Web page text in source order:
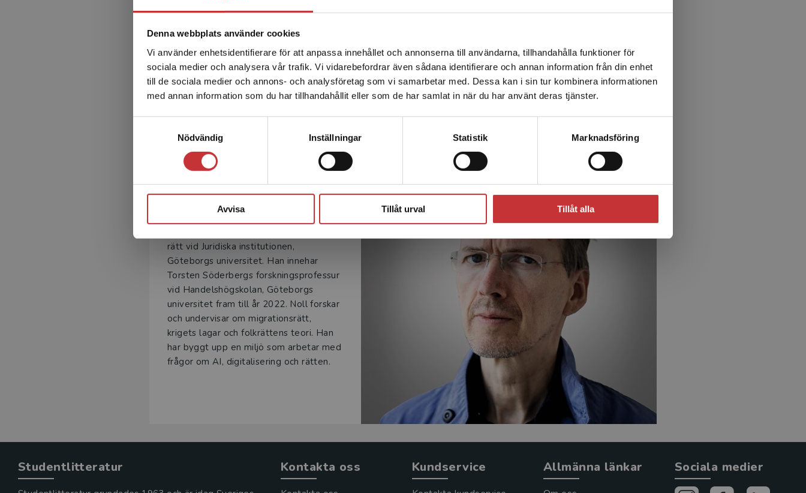
Denna webbplats använder cookies
Vi använder enhetsidentifierare för att anpassa innehållet och annonserna till användarna, tillhandahålla funktioner för
sociala medier och analysera vår trafik. Vi vidarebefordrar även sådana identifierare och annan information från din enhet
till de sociala medier och annons- och analysföretag som vi samarbetar med. Dessa kan i sin tur kombinera informationen
med annan information som du har tillhandahållit eller som de har samlat in när du har använt deras tjänster.
Nödvändig
Inställningar Statistik Marknadsföring
Avvisa Tillåt urval Tillåt alla
Det verkar som att du besöker studentlitteratur.se via en
enhet utanför Sverige. Vi erbjuder inte leveranser utanför
Sverige. För att kunna slutföra ett köp måste
leveransadressen vara i Sverige.Läs mer
Nyfiken på
författaren?
rätt vid Juridiska institutionen,
Göteborgs universitet. Han innehar
Torsten Söderbergs forskningsprofessur
vid Handelshögskolan, Göteborgs
universitet fram till år 2022. Noll forskar
och undervisar om migrationsrätt,
krigets lagar och folkrättens teori. Han
har byggt upp en miljö som arbetar med
frågor om AI, digitalisering och rätten.
Studentlitteratur Kontakta oss Kundservice Allmänna länkar Sociala medier